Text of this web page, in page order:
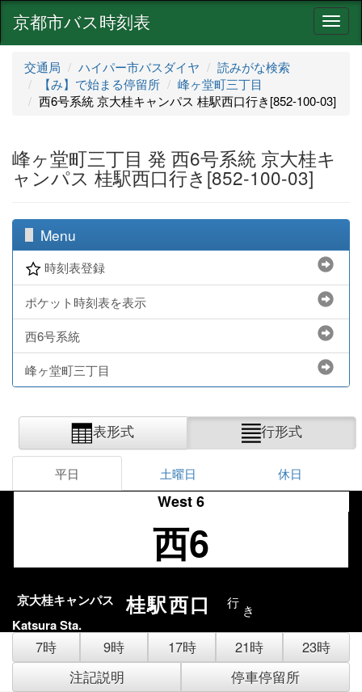
ナ
ビ
ョ
京都市バス時刻表
交通局 ハイパー市バスダイヤ
読みがな検索
【み】で始まる停留所
峰ヶ堂町三丁目
西6号系統 京大桂キャンパス 桂駅西口行き[852-100-03]
峰ヶ堂町三丁目 発 西6号系統 京大桂キ
ャンパス 桂駅西口行き[852-100-03]
Menu
時刻表登録
ポケット時刻表を表示
西6号系統
峰ヶ堂町三丁目
表形式 行形式
平日 土曜日 休日
West 6
西6
京大桂キャンパス 桂駅西口 行 き
Katsura Sta.
7時 9時 17時 21時
23時
注記説明
停車停留所